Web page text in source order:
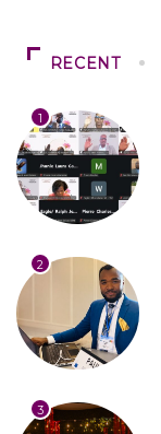
RECENT
1
2
3